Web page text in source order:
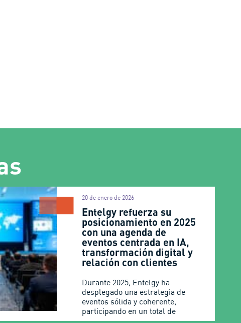
Entelgy refuerza su
posicionamiento en 2025
con una agenda de
eventos centrada en IA,
transformación digital y
relación con clientes
20 de enero de 2026
Durante 2025, Entelgy ha
desplegado una estrategia de
eventos sólida y coherente,
participando en un total de